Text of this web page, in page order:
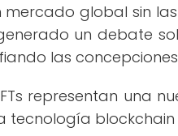
mercado global sin
un debate
las
representan una
tecnología